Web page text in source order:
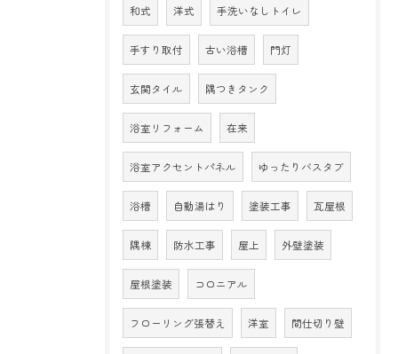
和式 洋式 手洗いなしトイレ
手すり取付 古い浴槽 門灯
玄関タイル 隅つきタンク
浴室リフォーム 在来
浴室アクセントパネル ゆったりバスタブ
浴槽 自動湯はり 塗装工事 瓦屋根
隅棟 防水工事 屋上 外壁塗装
屋根塗装 コロニアル
フローリング張替え 洋室 間仕切り壁